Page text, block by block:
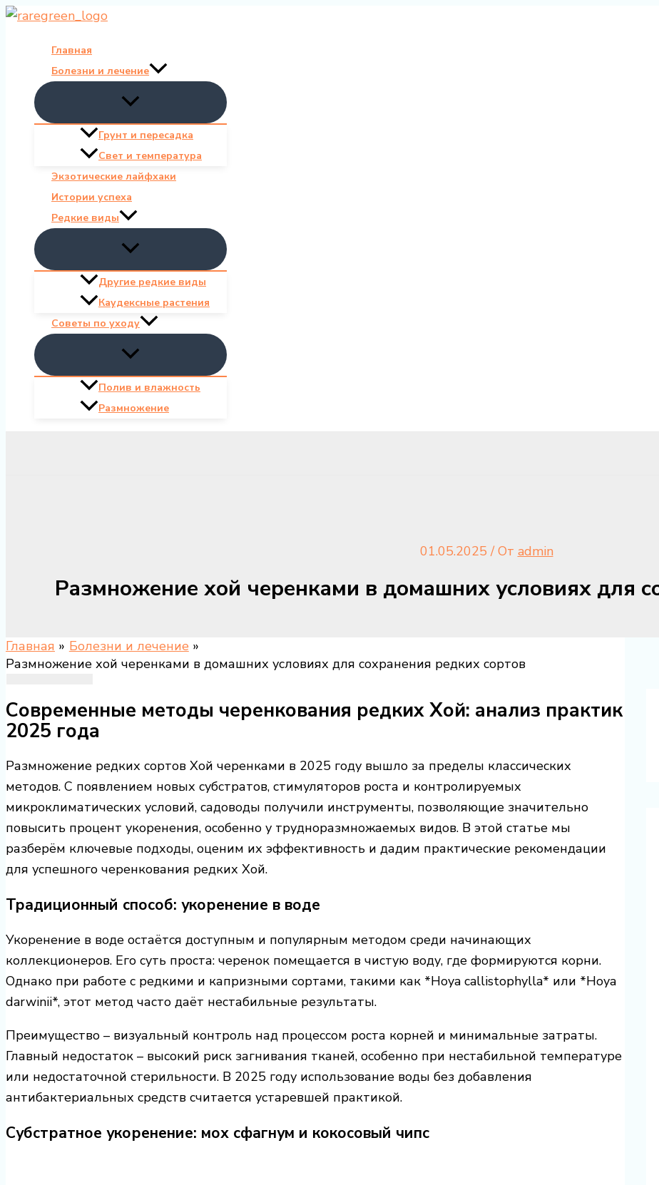
Перейти
содержимому
Главная
Болезни и лечение
Грунт и пересадка
Свет и температура
Экзотические лайфхаки
Истории успеха
Редкие виды
Другие редкие виды
Каудексные растения
Советы по уходу
Полив и влажность
Размножение
01.05.2025/ От admin
Размножение хой черенками в домашних условиях для
Главная
Болезни и лечение
Размножение хой черенками в домашних условиях для сохранения редких сортов
Современные методы черенкования редких Хой: анализ практик
2025 года
Размножение редких сортов Хой черенками в 2025 году вышло за пределы классических
методов. С появлением новых субстратов, стимуляторов роста и контролируемых
микроклиматических условий, садоводы получили инструменты, позволяющие значительно
повысить процент укоренения, особенно у трудноразмножаемых видов. В этой статье мы
разберём ключевые подходы, оценим их эффективность и дадим практические рекомендации
для успешного черенкования редких Хой.
Традиционный способ: укоренение в воде
Укоренение в воде остаётся доступным и популярным методом среди начинающих
коллекционеров. Его суть проста: черенок помещается в чистую воду, где формируются корни.
Однако при работе с редкими и капризными сортами, такими как *Hoya callistophylla* или *Hoya
darwinii*, этот метод часто даёт нестабильные результаты.
Преимущество – визуальный контроль над процессом роста корней и минимальные затраты.
Главный недостаток – высокий риск загнивания тканей, особенно при нестабильной температуре
или недостаточной стерильности. В 2025 году использование воды без добавления
антибактериальных средств считается устаревшей практикой.
Субстратное укоренение: мох сфагнум и кокосовый чипс